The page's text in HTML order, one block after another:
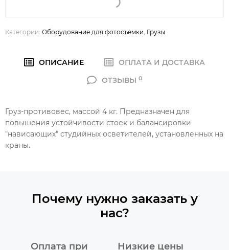
Категории: Оборудование для фотосъемки Грузы
ОПИСАНИЕ
ОПЛАТА И ДОСТАВКА
ОТЗЫВЫ 0
Груз-противовес, массой 4 кг. Предназначен для
повышения устойчивости стоек и балансировки
"нависающих" студийных осветителей, установленных на
краны.
Почему нужно заказать у
нас?
Оплата при
Низкие цены